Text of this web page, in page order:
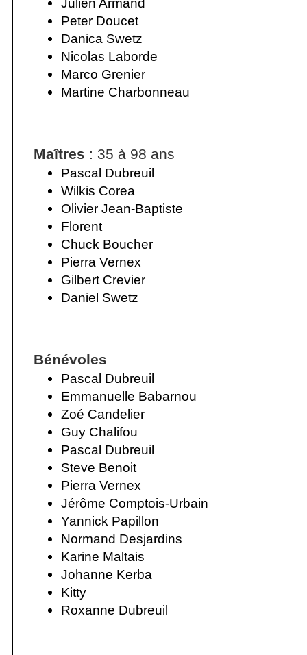
Peter Doucet
Danica Swetz
Nicolas Laborde
Marco Grenier
Martine Charbonneau
Maîtres : 35 à 98 ans
Pascal Dubreuil
Wilkis Corea
Olivier Jean-Baptiste
Florent
Chuck Boucher
Pierra Vernex
Gilbert Crevier
Daniel Swetz
Bénévoles
Pascal Dubreuil
Emmanuelle Babarnou
Zoé Candelier
Guy Chalifou
Pascal Dubreuil
Steve Benoit
Pierra Vernex
Jérôme Comptois-Urbain
Yannick Papillon
Normand Desjardins
Karine Maltais
Johanne Kerba
Kitty
Roxanne Dubreuil